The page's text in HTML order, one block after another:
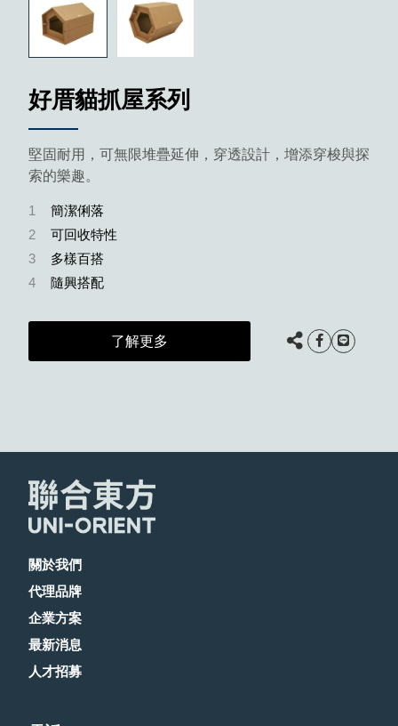
好厝貓抓屋系列
堅固耐用，可無限堆疊延伸，穿透設計，增添穿梭與探
索的樂趣。
1
簡潔俐落
2
可回收特性
3
多樣百搭
4
隨興搭配
了解更多
關於我們
代理品牌
企業方案
最新消息
人才招募